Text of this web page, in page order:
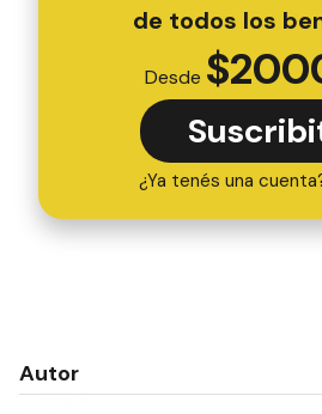
de todos los
Desde $
¿Ya tenés una
Autor